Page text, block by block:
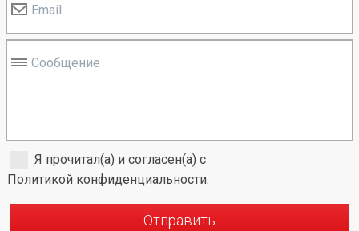
Email
Сообщение
Я прочитал(а) и согласен(а) с
Политикой конфиденциальности.
Отправить